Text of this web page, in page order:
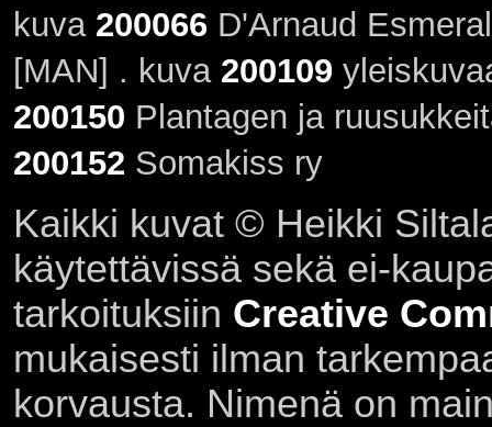
kuva 200066D'Arnaud
[MAN] . kuva 200109
200150 Plantagen ja
200152 Somakiss ry
Kaikki kuvat © Heikki
käytettävissä sekä ei-
tarkoituksiin Creative
mukaisesti ilman
korvausta. Nimenä on